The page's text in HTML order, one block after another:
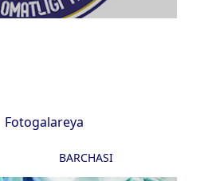
Fotogalareya
BARCHASI